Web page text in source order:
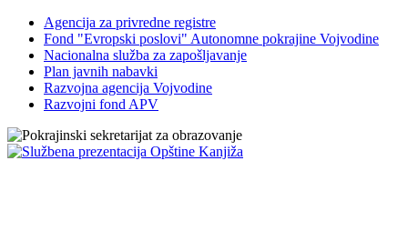
Agencija za privredne registre
Fond "Evropski poslovi" Autonomne pokrajine Vojvodine
Nacionalna služba za zapošljavanje
Plan javnih nabavki
Razvojna agencija Vojvodine
Razvojni fond APV